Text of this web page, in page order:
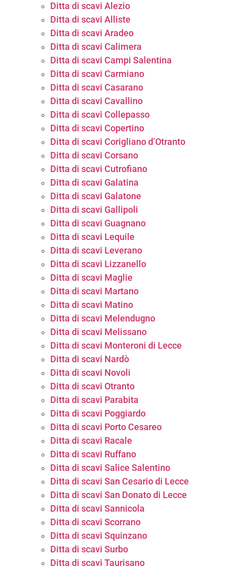
Ditta di scavi Alezio
Ditta di scavi Alliste
Ditta di scavi Aradeo
Ditta di scavi Calimera
Ditta di scavi Campi Salentina
Ditta di scavi Carmiano
Ditta di scavi Casarano
Ditta di scavi Cavallino
Ditta di scavi Collepasso
Ditta di scavi Copertino
Ditta di scavi Corigliano d’Otranto
Ditta di scavi Corsano
Ditta di scavi Cutrofiano
Ditta di scavi Galatina
Ditta di scavi Galatone
Ditta di scavi Gallipoli
Ditta di scavi Guagnano
Ditta di scavi Lequile
Ditta di scavi Leverano
Ditta di scavi Lizzanello
Ditta di scavi Maglie
Ditta di scavi Martano
Ditta di scavi Matino
Ditta di scavi Melendugno
Ditta di scavi Melissano
Ditta di scavi Monteroni di Lecce
Ditta di scavi Nardò
Ditta di scavi Novoli
Ditta di scavi Otranto
Ditta di scavi Parabita
Ditta di scavi Poggiardo
Ditta di scavi Porto Cesareo
Ditta di scavi Racale
Ditta di scavi Ruffano
Ditta di scavi Salice Salentino
Ditta di scavi San Cesario di Lecce
Ditta di scavi San Donato di Lecce
Ditta di scavi Sannicola
Ditta di scavi Scorrano
Ditta di scavi Squinzano
Ditta di scavi Surbo
Ditta di scavi Taurisano